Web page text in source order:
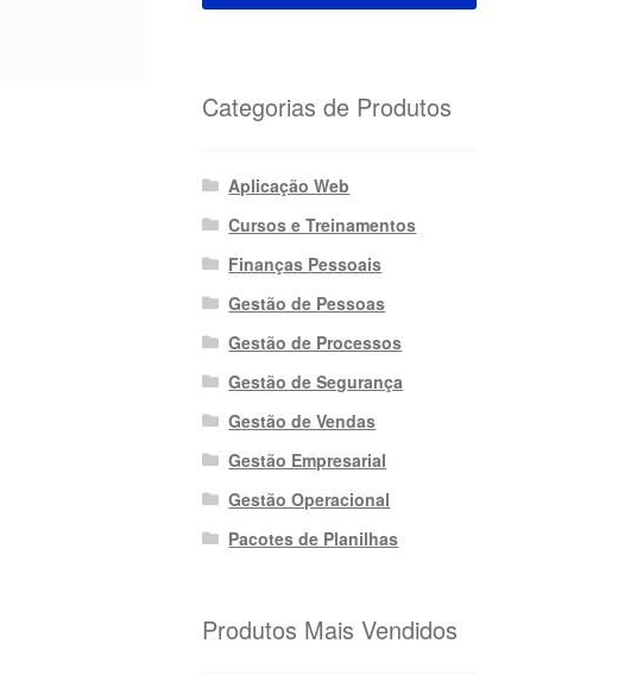
Categorias de Produtos
Aplicação Web
Cursos e Treinamentos
Finanças Pessoais
Gestão de Pessoas
Gestão de Processos
Gestão de Segurança
Gestão de Vendas
Gestão Empresarial
Gestão Operacional
Pacotes de Planilhas
Produtos Mais Vendidos